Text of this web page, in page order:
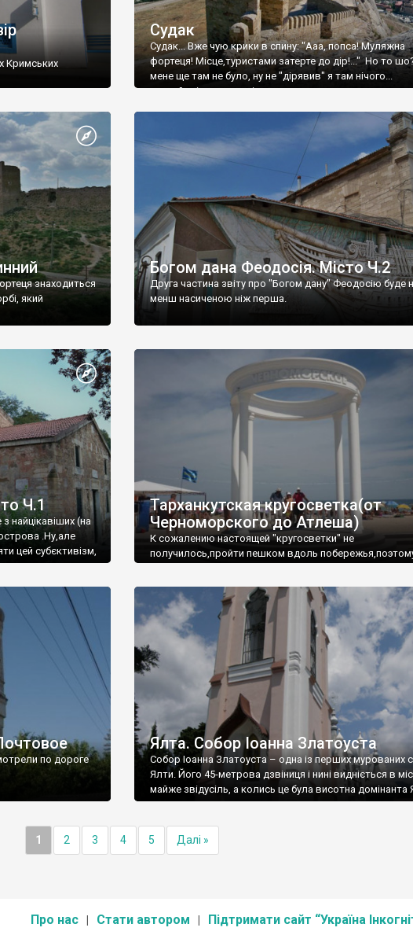
Кримських
Судак
Судак... Вже чую крики в спину: "Ааа, попса! Муляжна
фортеця! Місце,туристами затерте до дір!..." Но то
мене ще там не було, ну не "дірявив" я там нічого...
принаймні до цього літа.
знаходиться
який
Богом дана Феодосія. Місто Ч.2
Друга частина звіту про "Богом дану" Феодосію буде
менш насиченою ніж перша.
Ч.1
найцікавіших (на
.Ну,але
цей субєктивізм,
Тарханкутская кругосветка(от
Черноморского до Атлеша)
К сожалению настоящей "кругосветки" не
получилось,пройти пешком вдоль
по дороге
Ялта. Собор Іоанна Златоуста
Собор Іоанна Златоуста – одна із перших мурованих
Ялти. Його 45-метрова дзвіниця і нині видніється в
майже звідусіль, а колись це була висотна домінанта
1 2 3 4 5 Далі »
Про нас Стати автором Підтримати сайт “Україна